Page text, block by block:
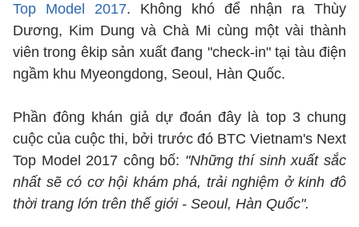
Top Model 2017. Không khó để nhận ra Thùy
Dương, Kim Dung và Chà Mi cùng một vài thành
viên trong êkip sản xuất đang "check-in" tại tàu điện
ngầm khu Myeongdong, Seoul, Hàn Quốc.
Phần đông khán giả dự đoán đây là top 3 chung
cuộc của cuộc thi, bởi trước đó BTC Vietnam's Next
Top Model 2017 công bố: "Những thí sinh xuất sắc
nhất sẽ có cơ hội khám phá, trải nghiệm ở kinh đô
thời trang lớn trên thế giới - Seoul, Hàn Quốc".